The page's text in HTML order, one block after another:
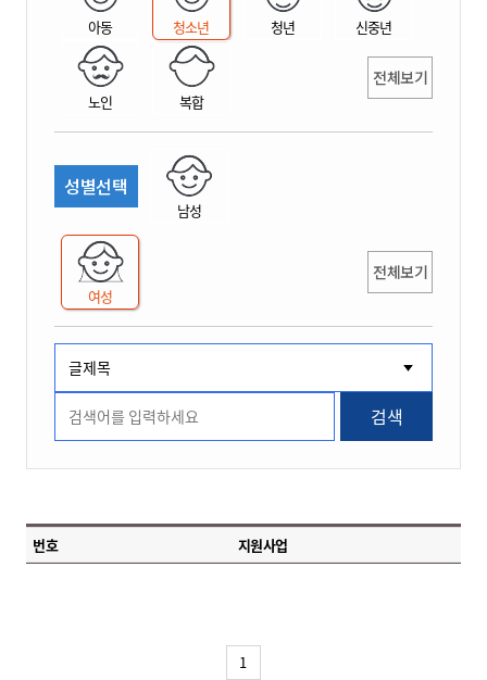
아동 청소년 청년 신중년
노인 복합
전체보기
성별선택
남성
여성
전체보기
검색
번호 지원사업
1